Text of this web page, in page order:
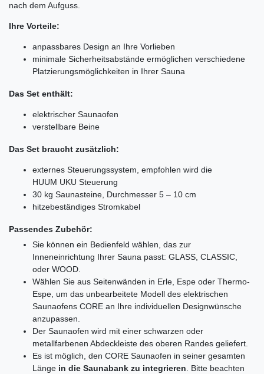
nach dem Aufguss.
Ihre Vorteile:
anpassbares Design an Ihre Vorlieben
minimale Sicherheitsabstände ermöglichen verschiedene
Platzierungsmöglichkeiten in Ihrer Sauna
Das Set enthält:
elektrischer Saunaofen
verstellbare Beine
Das Set braucht zusätzlich:
externes Steuerungssystem, empfohlen wird die
HUUM UKU Steuerung
30 kg Saunasteine, Durchmesser 5 – 10 cm
hitzebeständiges Stromkabel
Passendes Zubehör:
Sie können ein Bedienfeld wählen, das zur
Inneneinrichtung Ihrer Sauna passt: GLASS, CLASSIC,
oder WOOD.
Wählen Sie aus Seitenwänden in Erle, Espe oder Thermo-
Espe, um das unbearbeitete Modell des elektrischen
Saunaofens CORE an Ihre individuellen Designwünsche
anzupassen.
Der Saunaofen wird mit einer schwarzen oder
metallfarbenen Abdeckleiste des oberen Randes geliefert.
Es ist möglich, den CORE Saunaofen in seiner gesamten
Länge in die Saunabank zu integrieren. Bitte beachten